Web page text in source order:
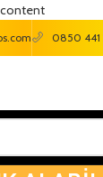
0850 441